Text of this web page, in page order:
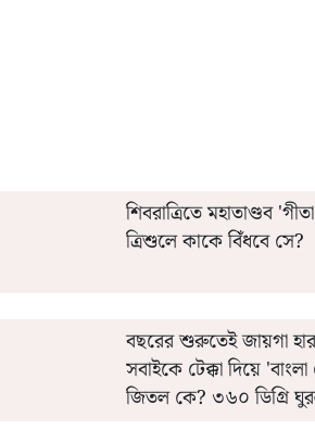
শিবরাত্রিতে মহাতাণ্ডব
ত্রিশুলে কাকে বিঁধবে সে?
বছরের শুরুতেই জায়গা
সবাইকে টেক্কা দিয়ে
জিতল কে? ৩৬০ ডিগ্রি